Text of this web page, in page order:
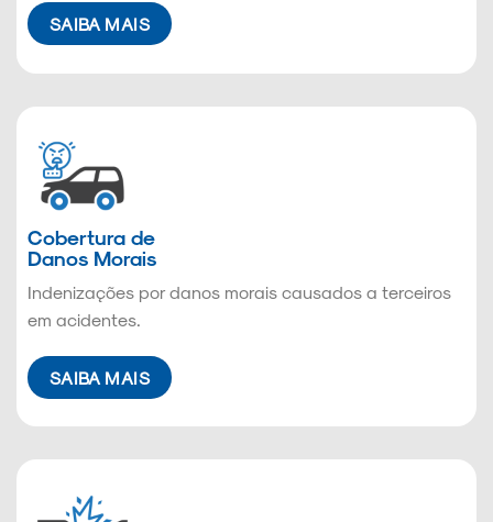
SAIBA MAIS
Cobertura de
Danos Morais
Indenizações por danos morais causados a terceiros
em acidentes.
SAIBA MAIS